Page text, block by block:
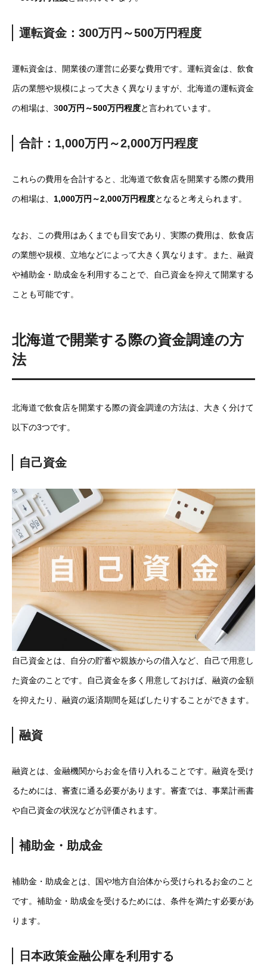
運転資金：300万円～500万円程度
運転資金は、開業後の運営に必要な費用です。運転資金は、飲食
店の業態や規模によって大きく異なりますが、北海道の運転資金
の相場は、300万円～500万円程度と言われています。
合計：1,000万円～2,000万円程度
これらの費用を合計すると、北海道で飲食店を開業する際の費用
の相場は、 1,000万円～2,000万円程度となると考えられます。
なお、この費用はあくまでも目安であり、実際の費用は、飲食店
の業態や規模、立地などによって大きく異なります。また、融資
や補助金・助成金を利用することで、自己資金を抑えて開業する
ことも可能です。
北海道で開業する際の資金調達の方
法
北海道で飲食店を開業する際の資金調達の方法は、大きく分けて
以下の3つです。
自己資金
自己資金とは、自分の貯蓄や親族からの借入など、自己で用意し
た資金のことです。自己資金を多く用意しておけば、融資の金額
を抑えたり、融資の返済期間を延ばしたりすることができます。
融資
融資とは、金融機関からお金を借り入れることです。融資を受け
るためには、審査に通る必要があります。審査では、事業計画書
や自己資金の状況などが評価されます。
補助金・助成金
補助金・助成金とは、国や地方自治体から受けられるお金のこと
です。補助金・助成金を受けるためには、条件を満たす必要があ
ります。
日本政策金融公庫を利用する